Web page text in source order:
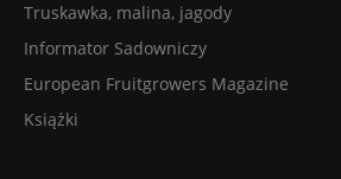
Truskawka, malina, jagody
Informator Sadowniczy
European Fruitgrowers Magazine
Książki